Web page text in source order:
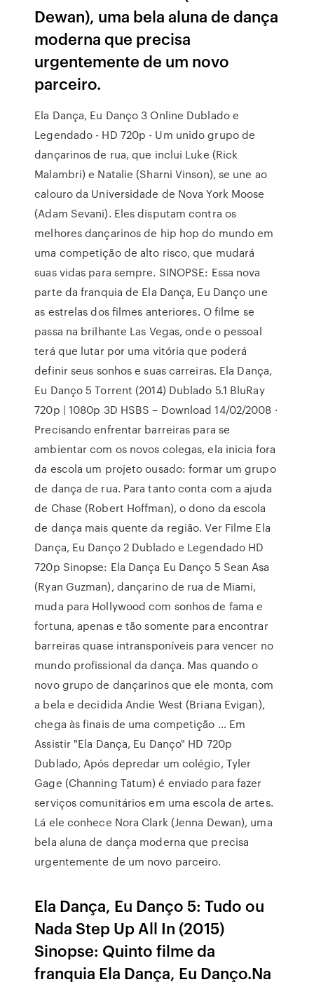
Dewan), uma bela aluna de dança
moderna que precisa
urgentemente de um novo
parceiro.
Ela Dança, Eu Danço 3 Online Dublado e
Legendado - HD 720p - Um unido grupo de
dançarinos de rua, que inclui Luke (Rick
Malambri) e Natalie (Sharni Vinson), se une ao
calouro da Universidade de Nova York Moose
(Adam Sevani). Eles disputam contra os
melhores dançarinos de hip hop do mundo em
uma competição de alto risco, que mudará
suas vidas para sempre. SINOPSE: Essa nova
parte da franquia de Ela Dança, Eu Danço une
as estrelas dos filmes anteriores. O filme se
passa na brilhante Las Vegas, onde o pessoal
terá que lutar por uma vitória que poderá
definir seus sonhos e suas carreiras. Ela Dança,
Eu Danço 5 Torrent (2014) Dublado 5.1 BluRay
720p | 1080p 3D HSBS – Download 14/02/2008 ·
Precisando enfrentar barreiras para se
ambientar com os novos colegas, ela inicia fora
da escola um projeto ousado: formar um grupo
de dança de rua. Para tanto conta com a ajuda
de Chase (Robert Hoffman), o dono da escola
de dança mais quente da região. Ver Filme Ela
Dança, Eu Danço 2 Dublado e Legendado HD
720p Sinopse: Ela Dança Eu Danço 5 Sean Asa
(Ryan Guzman), dançarino de rua de Miami,
muda para Hollywood com sonhos de fama e
fortuna, apenas e tão somente para encontrar
barreiras quase intransponíveis para vencer no
mundo profissional da dança. Mas quando o
novo grupo de dançarinos que ele monta, com
a bela e decidida Andie West (Briana Evigan),
chega às finais de uma competição … Em
Assistir "Ela Dança, Eu Danço" HD 720p
Dublado, Após depredar um colégio, Tyler
Gage (Channing Tatum) é enviado para fazer
serviços comunitários em uma escola de artes.
Lá ele conhece Nora Clark (Jenna Dewan), uma
bela aluna de dança moderna que precisa
urgentemente de um novo parceiro.
Ela Dança, Eu Danço 5: Tudo ou
Nada Step Up All In (2015)
Sinopse: Quinto filme da
franquia Ela Dança, Eu Danço.Na